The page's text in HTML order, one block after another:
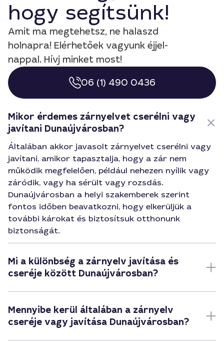
hogy segítsünk!
Amit ma megtehetsz, ne halaszd
holnapra! Elérhetőek vagyunk éjjel-
nappal. Hívj minket most!
06 (1) 490 0436
Mikor érdemes zárnyelvet cserélni vagy
javítani Dunaújvárosban?
Általában akkor javasolt zárnyelvet cserélni vagy
javítani, amikor tapasztalja, hogy a zár nem
működik megfelelően, például nehezen nyílik vagy
záródik, vagy ha sérült vagy rozsdás.
Dunaújvárosban a helyi szakemberek szerint
fontos időben beavatkozni, hogy elkerüljük a
további károkat és biztosítsuk otthonunk
biztonságát.
Mi a különbség a zárnyelv javítása és
cseréje között Dunaújvárosban?
Mennyibe kerül általában a zárnyelv
cseréje vagy javítása Dunaújvárosban?